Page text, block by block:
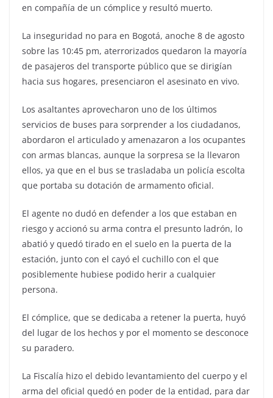
en compañía de un cómplice y resultó muerto.
La inseguridad no para en Bogotá, anoche 8 de agosto
sobre las 10:45 pm, aterrorizados quedaron la mayoría
de pasajeros del transporte público que se dirigían
hacia sus hogares, presenciaron el asesinato en vivo.
Los asaltantes aprovecharon uno de los últimos
servicios de buses para sorprender a los ciudadanos,
abordaron el articulado y amenazaron a los ocupantes
con armas blancas, aunque la sorpresa se la llevaron
ellos, ya que en el bus se trasladaba un policía escolta
que portaba su dotación de armamento oficial.
El agente no dudó en defender a los que estaban en
riesgo y accionó su arma contra el presunto ladrón, lo
abatió y quedó tirado en el suelo en la puerta de la
estación, junto con el cayó el cuchillo con el que
posiblemente hubiese podido herir a cualquier
persona.
El cómplice, que se dedicaba a retener la puerta, huyó
del lugar de los hechos y por el momento se desconoce
su paradero.
La Fiscalía hizo el debido levantamiento del cuerpo y el
arma del oficial quedó en poder de la entidad, para dar